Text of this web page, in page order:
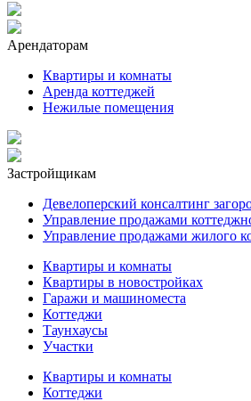
Арендаторам
Квартиры и комнаты
Аренда коттеджей
Нежилые помещения
Застройщикам
Девелоперский консалтинг
Управление продажами
Управление продажами жилого
Квартиры и комнаты
Квартиры в новостройках
Гаражи и машиноместа
Коттеджи
Таунхаусы
Участки
Квартиры и комнаты
Коттеджи